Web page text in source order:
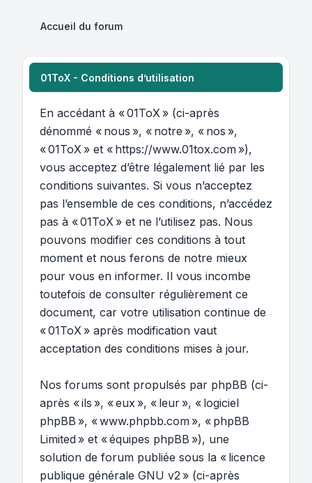
Accueil du forum
01ToX - Conditions d’utilisation
En accédant à « 01ToX » (ci-après
dénommé « nous », « notre », « nos »,
« 01ToX » et « https://www.01tox.com »),
vous acceptez d’être légalement lié par les
conditions suivantes. Si vous n’acceptez
pas l’ensemble de ces conditions, n’accédez
pas à « 01ToX » et ne l’utilisez pas. Nous
pouvons modifier ces conditions à tout
moment et nous ferons de notre mieux
pour vous en informer. Il vous incombe
toutefois de consulter régulièrement ce
document, car votre utilisation continue de
« 01ToX » après modification vaut
acceptation des conditions mises à jour.
Nos forums sont propulsés par phpBB (ci-
après « ils », « eux », « leur », « logiciel
phpBB », « www.phpbb.com », « phpBB
Limited » et « équipes phpBB »), une
solution de forum publiée sous la « licence
publique générale GNU v2 » (ci-après